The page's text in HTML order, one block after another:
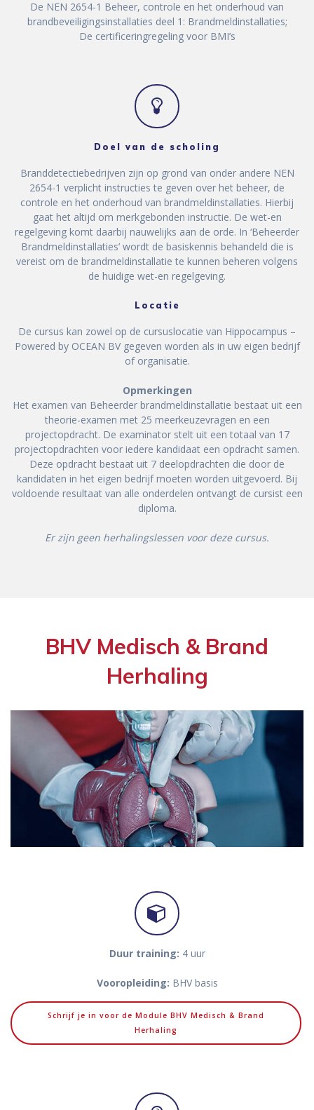
De NEN 2654-1 Beheer, controle en het onderhoud van
brandbeveiligingsinstallaties deel 1: Brandmeldinstallaties;
De certificeringregeling voor BMI’s
Doel van de scholing
Branddetectiebedrijven zijn op grond van onder andere NEN
2654-1 verplicht instructies te geven over het beheer, de
controle en het onderhoud van brandmeldinstallaties. Hierbij
gaat het altijd om merkgebonden instructie. De wet-en
regelgeving komt daarbij nauwelijks aan de orde. In ‘Beheerder
Brandmeldinstallaties’ wordt de basiskennis behandeld die is
vereist om de brandmeldinstallatie te kunnen beheren volgens
de huidige wet-en regelgeving.
Locatie
De cursus kan zowel op de cursuslocatie van Hippocampus –
Powered by OCEAN BV gegeven worden als in uw eigen bedrijf
of organisatie.
Opmerkingen
Het examen van Beheerder brandmeldinstallatie bestaat uit een
theorie-examen met 25 meerkeuzevragen en een
projectopdracht. De examinator stelt uit een totaal van 17
projectopdrachten voor iedere kandidaat een opdracht samen.
Deze opdracht bestaat uit 7 deelopdrachten die door de
kandidaten in het eigen bedrijf moeten worden uitgevoerd. Bij
voldoende resultaat van alle onderdelen ontvangt de cursist een
diploma.
Er zijn geen herhalingslessen voor deze cursus.
BHV Medisch & Brand
Herhaling
Duur training: 4 uur
Vooropleiding: BHV basis
Schrijf je in voor de Module BHV Medisch & Brand
Herhaling